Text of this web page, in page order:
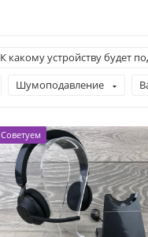
К какому устройству будет
Шумоподавление
Советуем